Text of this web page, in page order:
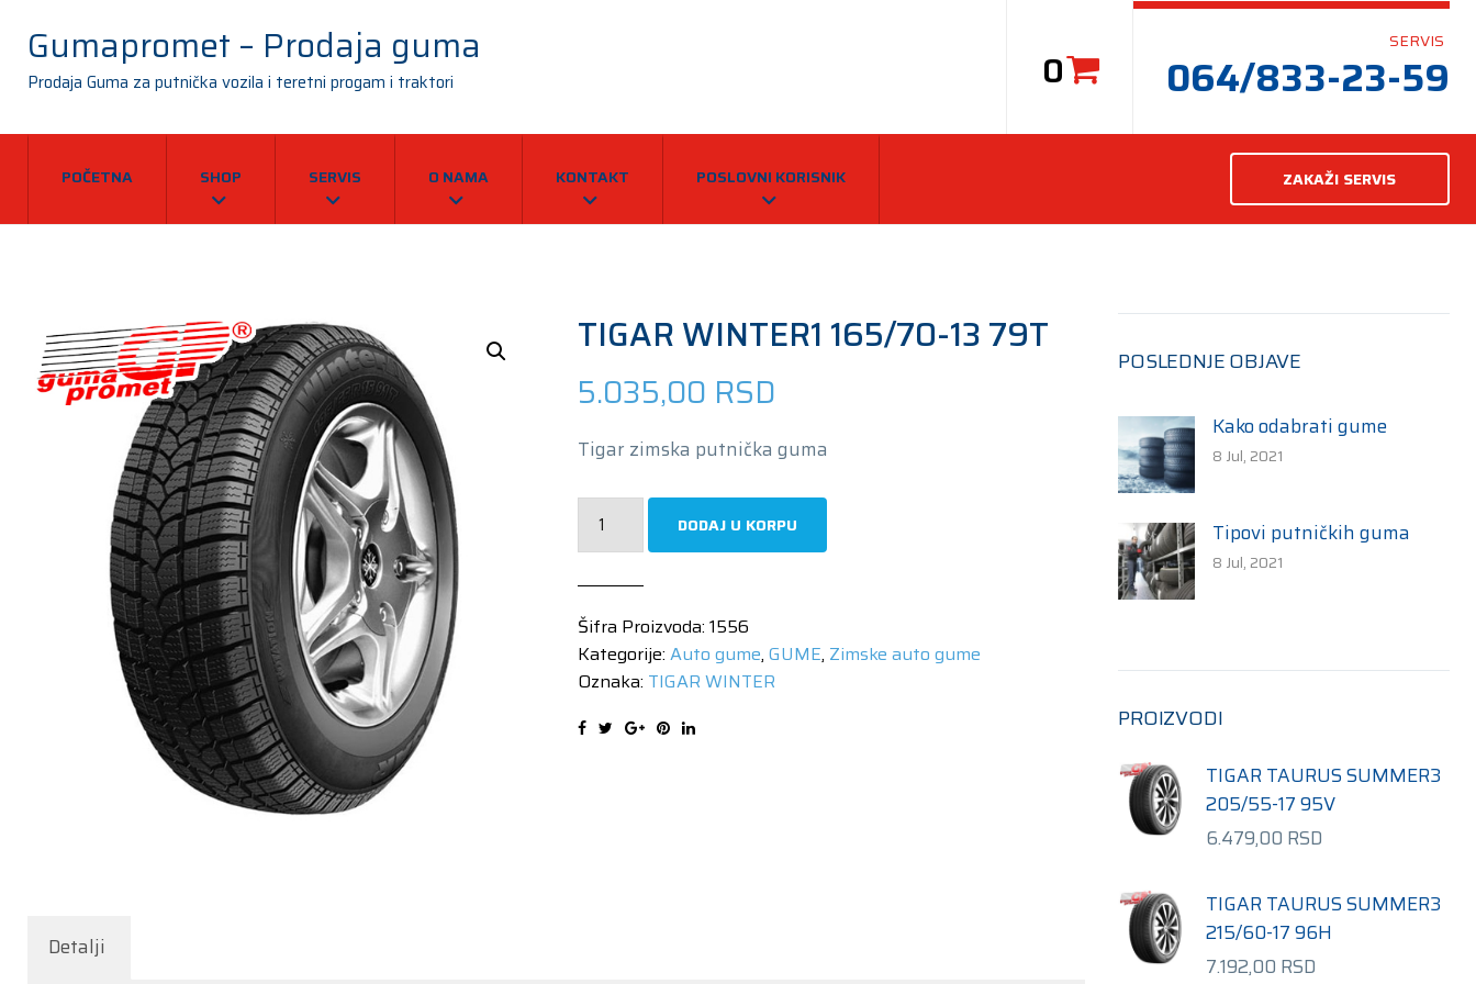
Gumapromet – Prodaja guma
Prodaja Guma za putnička vozila i teretni progam i traktori 0
SERVIS
064/833-23-59
ZAKAŽI SERVIS
POČETNA SHOP SERVIS O NAMA KONTAKT POSLOVNI KORISNIK
TIGAR WINTER1 165/70-13 79T
5.035,00 RSD
Tigar zimska putnička guma
WINTER1
79T
količina
DODAJ U KORPU
Šifra Proizvoda: 1556
Kategorije: Auto gume, GUME, Zimske auto gume
Oznaka: TIGAR WINTER
Detalji
POSLEDNJE OBJAVE
Kako odabrati gume
8 Jul, 2021
Tipovi putničkih guma
8 Jul, 2021
PROIZVODI
TIGAR TAURUS SUMMER3
205/55-17 95V
6.479,00 RSD
TIGAR TAURUS SUMMER3
215/60-17 96H
7.192,00 RSD